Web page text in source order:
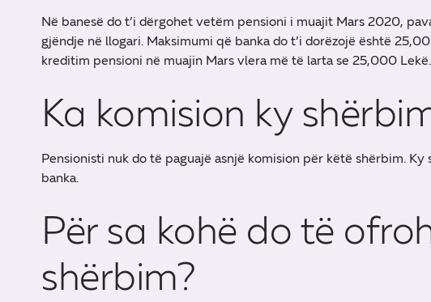
Në banesë do t’i dërgohet vetëm pensioni i muajit Mars 2020,
gjëndje në llogari. Maksimumi që banka do t’i dorëzojë është
kreditim pensioni në muajin Mars vlera më të larta se 25,000 Lekë.
Ka komision ky
Pensionisti nuk do të paguajë asnjë komision për këtë shërbim.
banka.
Për sa kohë do të
shërbim?